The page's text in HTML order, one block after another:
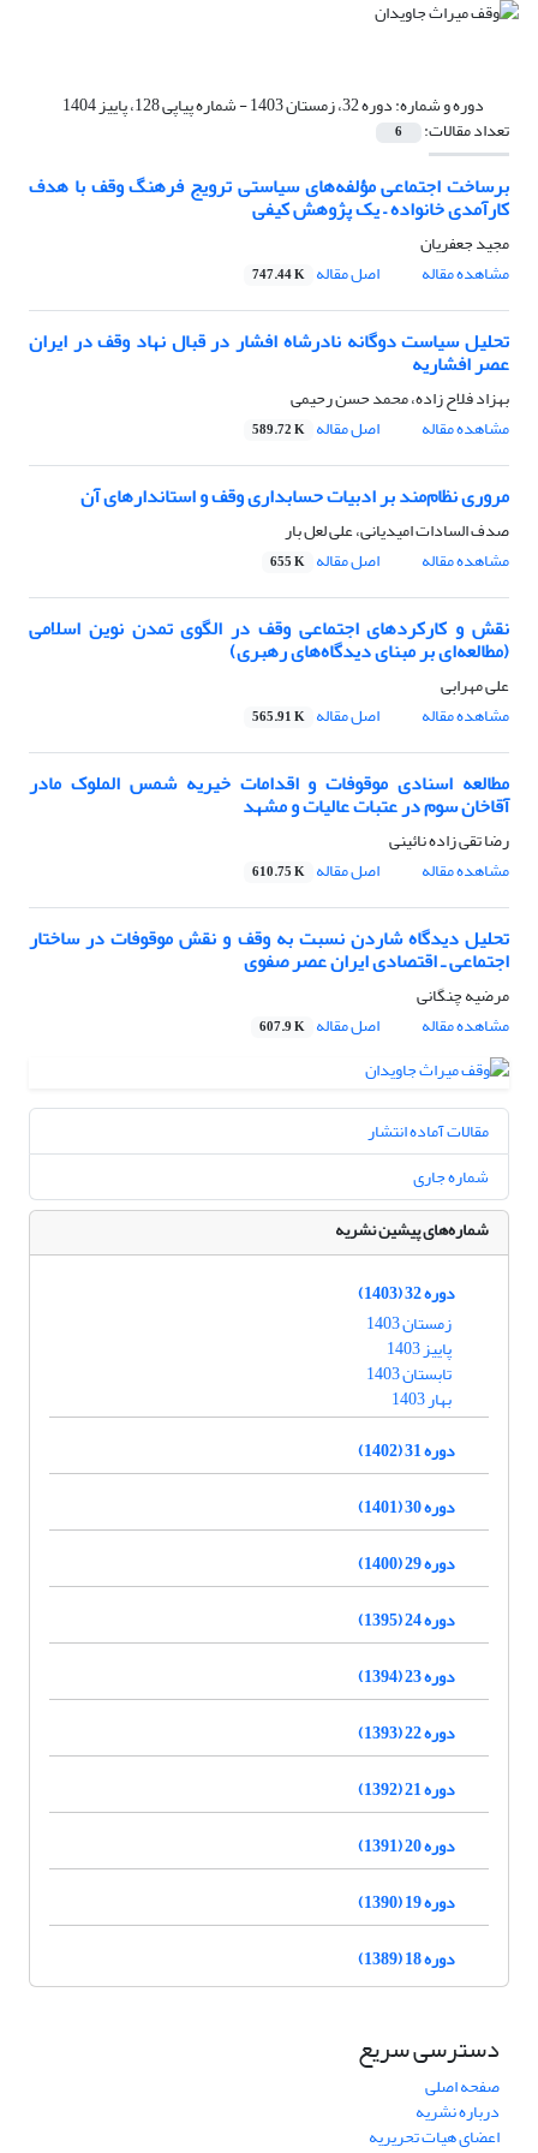
دوره و شماره:دوره 32، زمستان 1403 - شماره پیاپی 128، پاییز 1404
تعداد مقالات: 6
برساخت اجتماعی مؤلفه‌های سیاستی ترویج فرهنگ وقف با هدف
کارآمدی خانواده – یک پژوهش کیفی
مجید جعفریان
مشاهده مقاله
اصل مقاله 747.44 K
تحلیل سیاست دوگانه نادرشاه افشار در قبال نهاد وقف در ایران
عصر افشاریه
بهزاد فلاح زاده، محمد حسن رحیمی
مشاهده مقاله
اصل مقاله 589.72 K
مروری نظام‌مند بر ادبیات حسابداری وقف و استاندارهای آن
صدف السادات امیدیانی، علی لعل بار
مشاهده مقاله
اصل مقاله 655 K
نقش و کارکردهای اجتماعی وقف در الگوی تمدن نوین اسلامی
(مطالعه‌ای بر مبنای دیدگاه‌های رهبری)
علی مهرابی
مشاهده مقاله
اصل مقاله 565.91 K
مطالعه اسنادی موقوفات و اقدامات خیریه شمس الملوک مادر
آقاخان سوم در عتبات عالیات و مشهد
رضا تقی زاده نائینی
مشاهده مقاله
اصل مقاله 610.75 K
تحلیل دیدگاه شاردن نسبت به وقف و نقش موقوفات در ساختار
اجتماعی ـ اقتصادی ایران عصر صفوی
مرضیه چنگانی
مشاهده مقاله
اصل مقاله 607.9 K
مقالات آماده انتشار
شماره جاری
شماره‌های پیشین نشریه
دوره 32 (1403)
زمستان 1403
پاییز 1403
تابستان 1403
بهار 1403
دوره 31 (1402)
دوره 30 (1401)
دوره 29 (1400)
دوره 24 (1395)
دوره 23 (1394)
دوره 22 (1393)
دوره 21 (1392)
دوره 20 (1391)
دوره 19 (1390)
دوره 18 (1389)
دسترسی سریع
صفحه اصلی
درباره نشریه
اعضای هیات تحریریه